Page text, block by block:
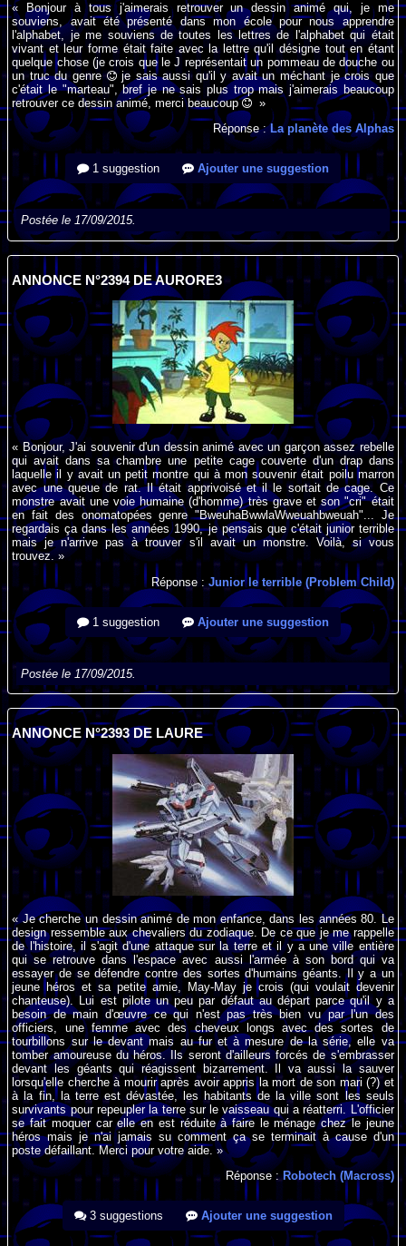
« Bonjour à tous j'aimerais retrouver un dessin animé qui, je me
souviens, avait été présenté dans mon école pour nous apprendre
l'alphabet, je me souviens de toutes les lettres de l'alphabet qui était
vivant et leur forme était faite avec la lettre qu'il désigne tout en étant
quelque chose (je crois que le J représentait un pommeau de douche ou
un truc du genre
je sais aussi qu'il y avait un méchant je crois que
c'était le "marteau", bref je ne sais plus trop mais j'aimerais beaucoup
retrouver ce dessin animé, merci beaucoup
»
Réponse :La planète des Alphas
1 suggestion Ajouter une suggestion
Postée le 17/09/2015.
ANNONCE N°2394 DE AURORE3
« Bonjour, J'ai souvenir d'un dessin animé avec un garçon assez rebelle
qui avait dans sa chambre une petite cage couverte d'un drap dans
laquelle il y avait un petit montre qui à mon souvenir était poilu marron
avec une queue de rat. Il était apprivoisé et il le sortait de cage. Ce
monstre avait une voie humaine (d'homme) très grave et son "cri" était
en fait des onomatopées genre "BweuhaBwwlaWweuahbweuah"... Je
regardais ça dans les années 1990, je pensais que c'était junior terrible
mais je n'arrive pas à trouver s'il avait un monstre. Voilà, si vous
trouvez. »
Réponse : Junior le terrible (Problem Child)
1 suggestion Ajouter une suggestion
Postée le 17/09/2015.
ANNONCE N°2393 DE LAURE
« Je cherche un dessin animé de mon enfance, dans les années 80. Le
design ressemble aux chevaliers du zodiaque. De ce que je me rappelle
de l'histoire, il s'agit d'une attaque sur la terre et il y a une ville entière
qui se retrouve dans l'espace avec aussi l'armée à son bord qui va
essayer de se défendre contre des sortes d'humains géants. Il y a un
jeune héros et sa petite amie, May-May je crois (qui voulait devenir
chanteuse). Lui est pilote un peu par défaut au départ parce qu'il y a
besoin de main d'œuvre ce qui n'est pas très bien vu par l'un des
officiers, une femme avec des cheveux longs avec des sortes de
tourbillons sur le devant mais au fur et à mesure de la série, elle va
tomber amoureuse du héros. Ils seront d'ailleurs forcés de s'embrasser
devant les géants qui réagissent bizarrement. Il va aussi la sauver
lorsqu'elle cherche à mourir après avoir appris la mort de son mari (?) et
à la fin, la terre est dévastée, les habitants de la ville sont les seuls
survivants pour repeupler la terre sur le vaisseau qui a réatterri. L'officier
se fait moquer car elle en est réduite à faire le ménage chez le jeune
héros mais je n'ai jamais su comment ça se terminait à cause d'un
poste défaillant. Merci pour votre aide. »
Réponse :Robotech (Macross)
3 suggestions Ajouter une suggestion